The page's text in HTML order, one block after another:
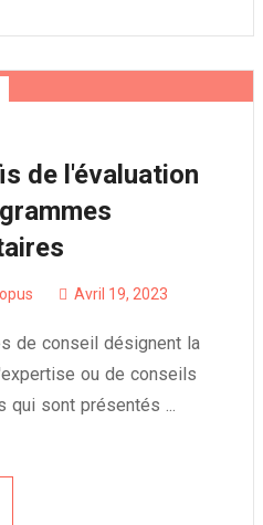
de l'évaluation
Avril 19, 2023
de conseil désignent la
ou de conseils
qui sont présentés ...